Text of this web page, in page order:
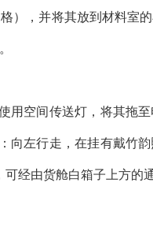
），并将其放到材料室
用空间传送灯，将其拖
向左行走，在挂有戴竹
经由货舱白箱子上方的